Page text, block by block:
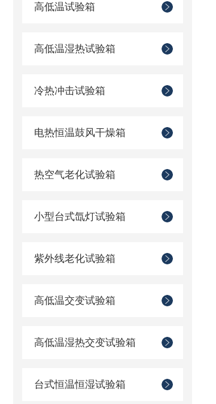
高低温试验箱
高低温湿热试验箱
冷热冲击试验箱
电热恒温鼓风干燥箱
热空气老化试验箱
小型台式氙灯试验箱
紫外线老化试验箱
高低温交变试验箱
高低温湿热交变试验箱
台式恒温恒湿试验箱